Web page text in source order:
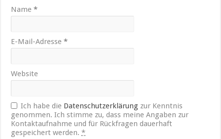
Name*
E-Mail-Adresse*
Website
Ich habe die Datenschutzerklärung zur Kenntnis
genommen. Ich stimme zu, dass meine Angaben zur
Kontaktaufnahme und für Rückfragen dauerhaft
gespeichert werden.*